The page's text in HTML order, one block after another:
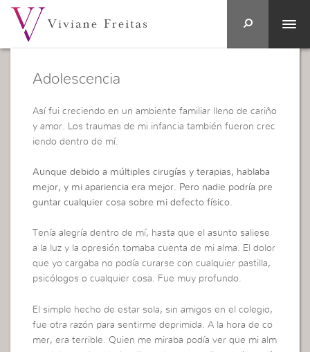
Adolescencia
Así fui creciendo en un ambiente familiar lleno de cariño
y amor. Los traumas de mi infancia también fueron crec
iendo dentro de mí.
Aunque debido a múltiples cirugías y terapias, hablaba
mejor, y mi apariencia era mejor. Pero nadie podría pre
guntar cualquier cosa sobre mi defecto físico.
Tenía alegría dentro de mí, hasta que el asunto saliese
a la luz y la opresión tomaba cuenta de mi alma. El dolor
que yo cargaba no podía curarse con cualquier pastilla,
psicólogos o cualquier cosa. Fue muy profundo.
El simple hecho de estar sola, sin amigos en el colegio,
fue otra razón para sentirme deprimida. A la hora de co
mer, era terrible. Quien me miraba podía ver que mi alm